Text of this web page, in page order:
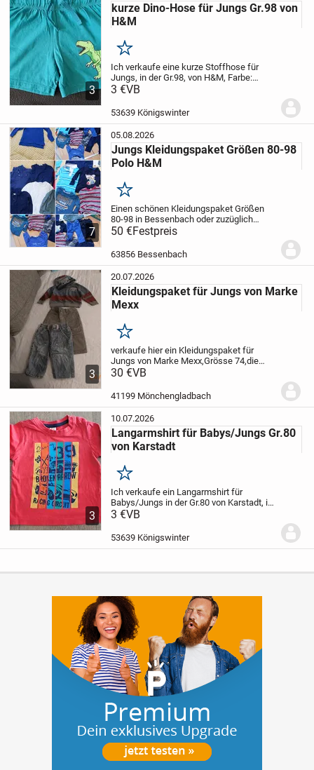
3
kurze Dino-Hose für Jungs Gr.98 von
H&M
Merken
Ich verkaufe eine kurze Stoffhose für
Jungs, in der Gr.98, von H&M, Farbe:
grün/türkis, mit Dinomotiv auf dem linken
Kordel. Die Hose wurde getragen, sie ist
aber...
3 €VB
53639 Königswinter
7
05.08.2026
Jungs Kleidungspaket Größen 80-98
Polo H&M
Merken
Einen schönen Kleidungspaket Größen
80-98 in Bessenbach oder zuzüglich
Versand.Marken wie Polo Ralph Lauren
Zara C A H M Saneta und andere
Marken.Privat Verkauf keine Rücknahme
oder Garantie.
50 €Festpreis
63856 Bessenbach
3
20.07.2026
Kleidungspaket für Jungs von Marke
Mexx
Merken
verkaufe hier ein Kleidungspaket für
Jungs von Marke Mexx,Grösse 74,die
Sachen sind in einem Top Zustand und
auch einzeln kaufen,bitte machen Sie mir
30 €VB
41199 Mönchengladbach
3
10.07.2026
Langarmshirt für Babys/Jungs Gr.80
von Karstadt
Merken
Ich verkaufe ein Langarmshirt für
Babys/Jungs in der Gr.80 von Karstadt, in
der Farbe: rot/grau mit buntem Automotiv
der linken Schulter zum besseren an
3 €VB
53639 Königswinter